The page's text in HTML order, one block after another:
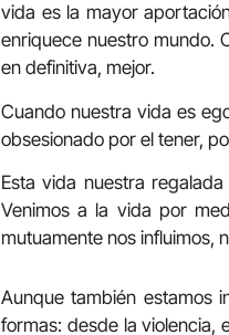
vida es la mayor
enriquece nuestro mundo.
en definitiva, mejor.
Cuando nuestra vida es
obsesionado por el tener,
Esta vida nuestra
Venimos a la vida por
mutuamente nos influimos,
Aunque también estamos
formas: desde la violencia,